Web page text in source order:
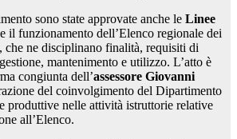
sono state approvate anche le Linee
il funzionamento dell’Elenco regionale dei
che ne disciplinano finalità, requisiti di
mantenimento e utilizzo. L’atto è
congiunta dell’assessore Giovanni
del coinvolgimento del Dipartimento
produttive nelle attività istruttorie relative
all’Elenco.